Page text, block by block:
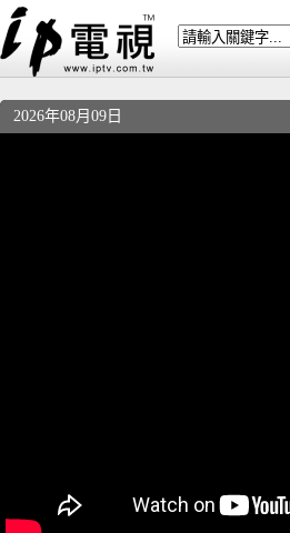
2026年08月09日